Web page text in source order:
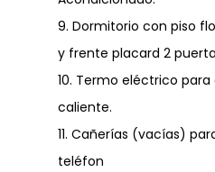
9. Dormitorio con piso
y frente placard 2
10. Termo eléctrico
caliente.
11. Cañerías (vacías)
teléfon